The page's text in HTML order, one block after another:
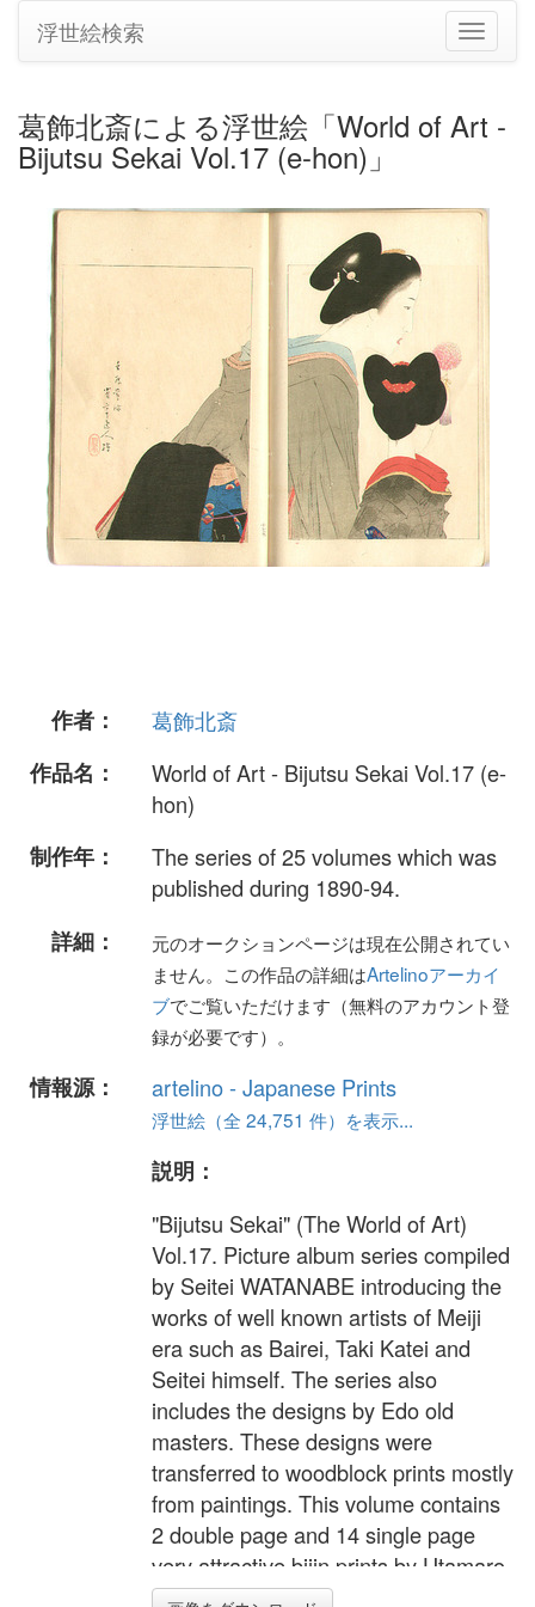
ナ
ビ
シ
切
替
浮世絵検索
葛飾北斎による浮世絵「World of Art -
Bijutsu Sekai Vol.17 (e-hon)」
作者：
葛飾北斎
作品名：
World of Art - Bijutsu Sekai Vol.17 (e-
hon)
制作年：
The series of 25 volumes which was
published during 1890-94.
詳細：
元のオークションページは現在公開されてい
ません。この作品の詳細はArtelinoアーカイ
ブでご覧いただけます（無料のアカウント登
録が必要です）。
情報源： artelino - Japanese Prints
浮世絵（全 24,751 件）を表示...
説明：
"Bijutsu Sekai" (The World of Art)
Vol.17. Picture album series compiled
by Seitei WATANABE introducing the
works of well known artists of Meiji
era such as Bairei, Taki Katei and
Seitei himself. The series also
includes the designs by Edo old
masters. These designs were
transferred to woodblock prints mostly
from paintings. This volume contains
2 double page and 14 single page
very attractive bijin prints by Utamaro,
Hokusai, Eisen, Eishi, Toshikata, etc.